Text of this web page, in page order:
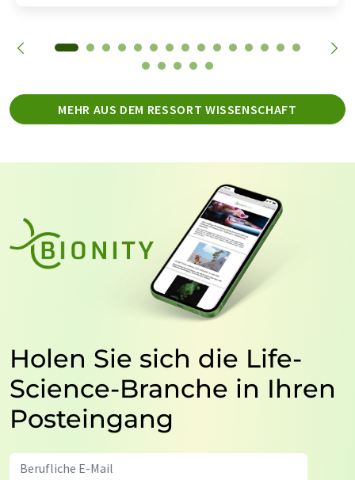
MEHR AUS DEM RESSORT WISSENSCHAFT
Holen Sie sich die Life-
Science-Branche in Ihren
Posteingang